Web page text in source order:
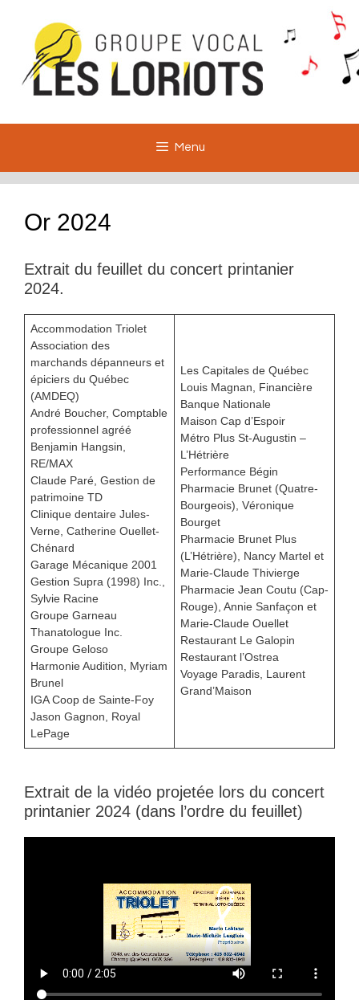
contenu
Menu
Or 2024
Extrait du feuillet du concert printanier
2024.
Accommodation Triolet
Association des
marchands dépanneurs et
épiciers du Québec
(AMDEQ)
André Boucher, Comptable
professionnel agréé
Benjamin Hangsin,
RE/MAX
Claude Paré, Gestion de
patrimoine TD
Clinique dentaire Jules-
Verne, Catherine Ouellet-
Chénard
Garage Mécanique 2001
Gestion Supra (1998) Inc.,
Sylvie Racine
Groupe Garneau
Thanatologue Inc.
Groupe Geloso
Harmonie Audition, Myriam
Brunel
IGA Coop de Sainte-Foy
Jason Gagnon, Royal
LePage
Les Capitales de Québec
Louis Magnan, Financière
Banque Nationale
Maison Cap d’Espoir
Métro Plus St-Augustin –
L’Hétrière
Performance Bégin
Pharmacie Brunet (Quatre-
Bourgeois), Véronique
Bourget
Pharmacie Brunet Plus
(L’Hétrière), Nancy Martel et
Marie-Claude Thivierge
Pharmacie Jean Coutu (Cap-
Rouge), Annie Sanfaçon et
Marie-Claude Ouellet
Restaurant Le Galopin
Restaurant l’Ostrea
Voyage Paradis, Laurent
Grand’Maison
Extrait de la vidéo projetée lors du concert
printanier 2024 (dans l’ordre du feuillet)